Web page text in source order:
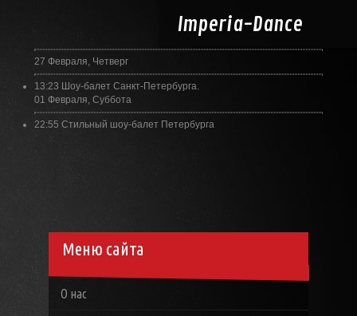
Imperia-Dance
27 Февраля, Четверг
13:23 Шоу-балет Санкт-Петербурга.
01 Февраля, Суббота
22:55 Стильный шоу-балет Петербурга
Меню сайта
О нас